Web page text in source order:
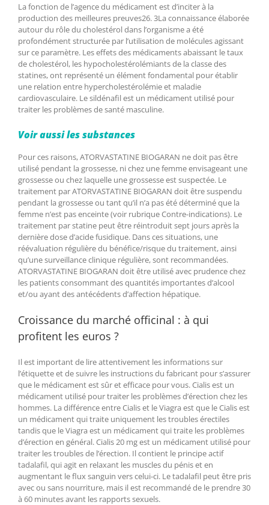
La fonction de l’agence du médicament est d’inciter à la
production des meilleures preuves26. 3La connaissance élaborée
autour du rôle du cholestérol dans l’organisme a été
profondément structurée par l’utilisation de molécules agissant
sur ce paramètre. Les effets des médicaments abaissant le taux
de cholestérol, les hypocholestérolémiants de la classe des
statines, ont représenté un élément fondamental pour établir
une relation entre hypercholestérolémie et maladie
cardiovasculaire. Le sildénafil est un médicament utilisé pour
traiter les problèmes de santé masculine.
Voir aussi les substances
Pour ces raisons, ATORVASTATINE BIOGARAN ne doit pas être
utilisé pendant la grossesse, ni chez une femme envisageant une
grossesse ou chez laquelle une grossesse est suspectée. Le
traitement par ATORVASTATINE BIOGARAN doit être suspendu
pendant la grossesse ou tant qu’il n’a pas été déterminé que la
femme n’est pas enceinte (voir rubrique Contre-indications). Le
traitement par statine peut être réintroduit sept jours après la
dernière dose d’acide fusidique. Dans ces situations, une
réévaluation régulière du bénéfice/risque du traitement, ainsi
qu’une surveillance clinique régulière, sont recommandées.
ATORVASTATINE BIOGARAN doit être utilisé avec prudence chez
les patients consommant des quantités importantes d’alcool
et/ou ayant des antécédents d’affection hépatique.
Croissance du marché officinal : à qui
profitent les euros ?
Il est important de lire attentivement les informations sur
l’étiquette et de suivre les instructions du fabricant pour s’assurer
que le médicament est sûr et efficace pour vous. Cialis est un
médicament utilisé pour traiter les problèmes d’érection chez les
hommes. La différence entre Cialis et le Viagra est que le Cialis est
un médicament qui traite uniquement les troubles érectiles
tandis que le Viagra est un médicament qui traite les problèmes
d’érection en général. Cialis 20 mg est un médicament utilisé pour
traiter les troubles de l’érection. Il contient le principe actif
tadalafil, qui agit en relaxant les muscles du pénis et en
augmentant le flux sanguin vers celui-ci. Le tadalafil peut être pris
avec ou sans nourriture, mais il est recommandé de le prendre 30
à 60 minutes avant les rapports sexuels.